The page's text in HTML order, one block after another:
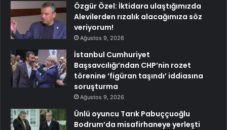
Özgür Özel: İktidara ulaştığımızda
Alevilerden rızalık alacağımıza söz
veriyorum!
Ağustos 9, 2026
İstanbul Cumhuriyet
Başsavcılığı’ndan CHP’nin rozet
törenine ‘figüran taşındı’ iddiasına
soruşturma
Ağustos 9, 2026
Ünlü oyuncu Tarık Pabuççuoğlu
Bodrum’da misafirhaneye yerleşti